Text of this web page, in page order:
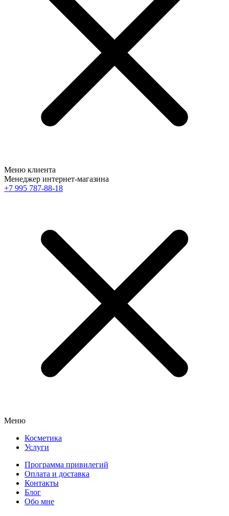
Меню клиента
Менеджер интернет-магазина
+7 995 787-88-18
Меню
Косметика
Услуги
Программа привилегий
Оплата и доставка
Контакты
Блог
Обо мне